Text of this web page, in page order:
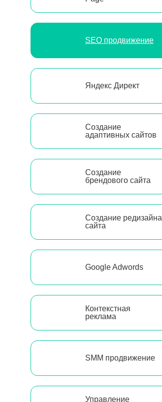
SEO продвижение
Яндекс Директ
Создание
адаптивных сайтов
Создание
брендового сайта
Создание редизайна
сайта
Google Adwords
Контекстная
реклама
SMM продвижение
Управление